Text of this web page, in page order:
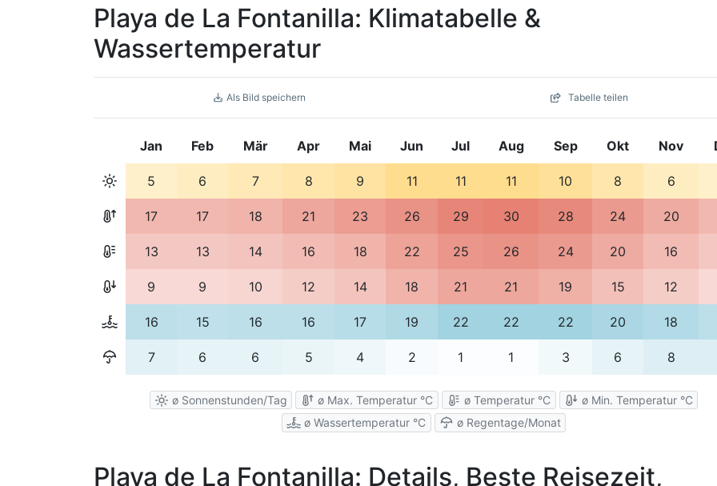
Playa de La Fontanilla: Klimatabelle &
Wassertemperatur
Als Bild speichern Tabelle teilen
Jan Feb Mär Apr Mai Jun Jul Aug Sep Okt Nov
5 6 7 8 9 11 11 11 10 8 6
17 17 18 21 23 26 29 30 28 24 20
13 13 14 16 18 22 25 26 24 20 16
9 9 10 12 14 18 21 21 19 15 12
16 15 16 16 17 19 22 22 22 20 18
7 6 6 5 4 2 1 1 3 6 8
ø Sonnenstunden/Tag ø Max. Temperatur °C ø Temperatur °C
ø Min. Temperatur °C
ø Wassertemperatur °C
ø Regentage/Monat
Playa de La Fontanilla: Details, Beste Reisezeit,